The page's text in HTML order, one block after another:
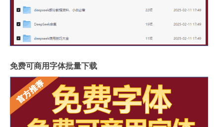
免费可商用字体批量下载